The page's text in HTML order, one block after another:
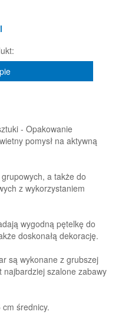
- Opakowanie
pomysł na aktywną
a także do
z wykorzystaniem
wygodną pętelkę do
doskonałą dekorację.
są wykonane z grubszej
szalone zabawy
średnicy.